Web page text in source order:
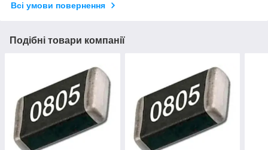
Всі умови повернення
Подібні товари компанії